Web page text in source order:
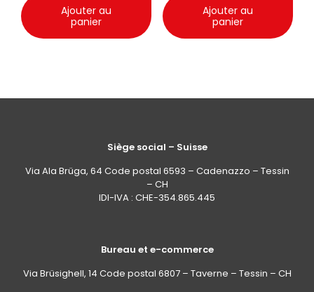
Ajouter au
panier
Ajouter au
panier
Siège social – Suisse
Via Ala Brüga, 64 Code postal 6593 – Cadenazzo – Tessin
– CH
IDI-IVA : CHE-354.865.445
Bureau et e-commerce
Via Brüsighell, 14 Code postal 6807 – Taverne – Tessin – CH